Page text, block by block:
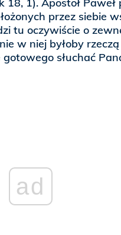
1). Apostoł
przez siebie
tu oczywiście o
w niej byłoby
słuchać
ad